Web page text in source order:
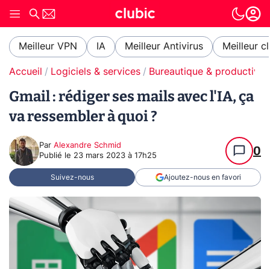
Meilleur VPN IA Meilleur Antivirus Meilleur
Accueil Logiciels & services Bureautique & productivité
Gmail : rédiger ses mails avec l'IA, ça
va ressembler à quoi ?
Par Alexandre Schmid
Publié le 23 mars 2023 à 17h25 0
Suivez-nous Ajoutez-nous en favori